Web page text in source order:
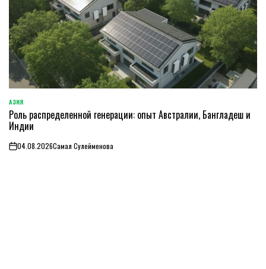
ОПУБЛИКОВАНО
В
АЗИЯ
Роль распределенной генерации: опыт Австралии, Бангладеш и
Индии
on04.08.2026Самал Сулейменова